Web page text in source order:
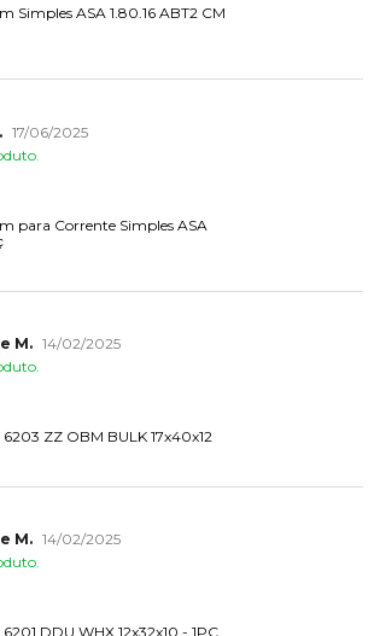
Simples ASA 1.80.16 ABT2 CM
17/06/2025
para Corrente Simples ASA
M. 14/02/2025
ZZ OBM BULK 17x40x12
M. 14/02/2025
DDU WHX 12x32x10 - 1PÇ